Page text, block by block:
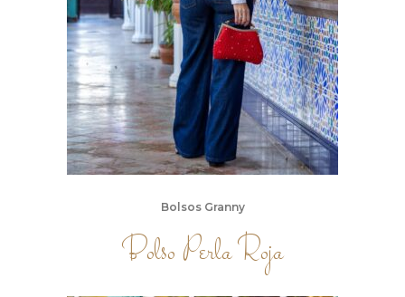
Bolsos Granny
Bolso Perla Roja